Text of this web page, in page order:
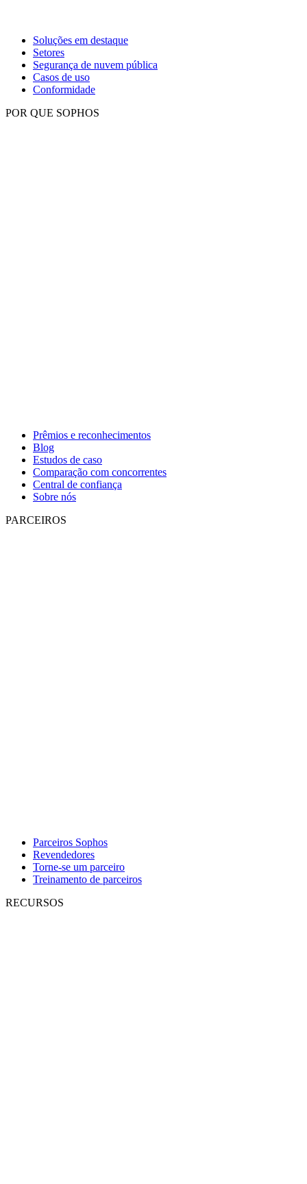
Soluções em destaque
Setores
Segurança de nuvem pública
Casos de uso
Conformidade
POR QUE SOPHOS
Prêmios e reconhecimentos
Blog
Estudos de caso
Comparação com concorrentes
Central de confiança
Sobre nós
PARCEIROS
Parceiros Sophos
Revendedores
Torne-se um parceiro
Treinamento de parceiros
RECURSOS